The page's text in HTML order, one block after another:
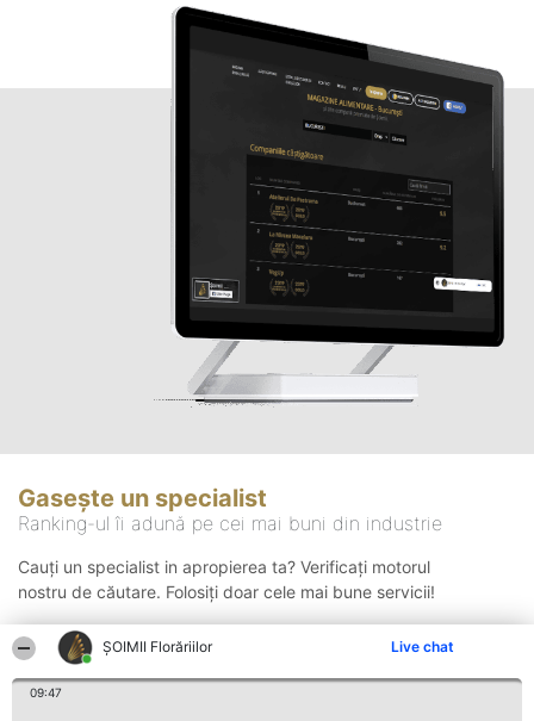
ȘOIMII Florăriilor Live chat
09:47
Gasește un specialist
Ranking-ul îi adună pe cei mai buni din industrie
Cauți un specialist in apropierea ta? Verificați motorul
nostru de căutare. Folosiți doar cele mai bune servicii!